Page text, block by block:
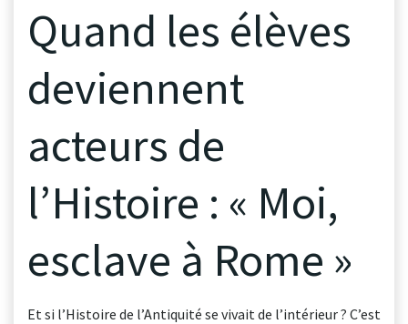
Quand les élèves
deviennent
acteurs de
l’Histoire : « Moi,
esclave à Rome »
Et si l’Histoire de l’Antiquité se vivait de l’intérieur ? C’est